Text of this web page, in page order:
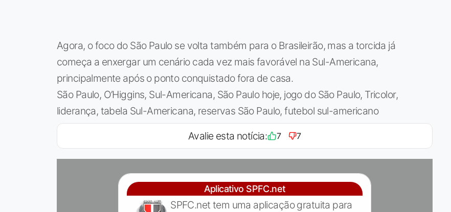
Agora, o foco do São Paulo se volta também para o Brasileirão, mas a torcida já
começa a enxergar um cenário cada vez mais favorável na Sul-Americana,
principalmente após o ponto conquistado fora de casa.
São Paulo, O’Higgins, Sul-Americana, São Paulo hoje, jogo do São Paulo, Tricolor,
liderança, tabela Sul-Americana, reservas São Paulo, futebol sul-americano
Avalie esta notícia: 7 7
Aplicativo SPFC.net
SPFC.net tem uma aplicação gratuita para